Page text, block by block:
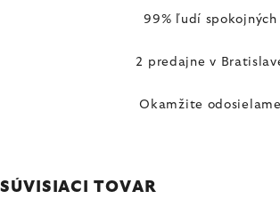
99% ľudí spokojných
2 predajne v
Okamžite odosielame
SÚVISIACI TOVAR